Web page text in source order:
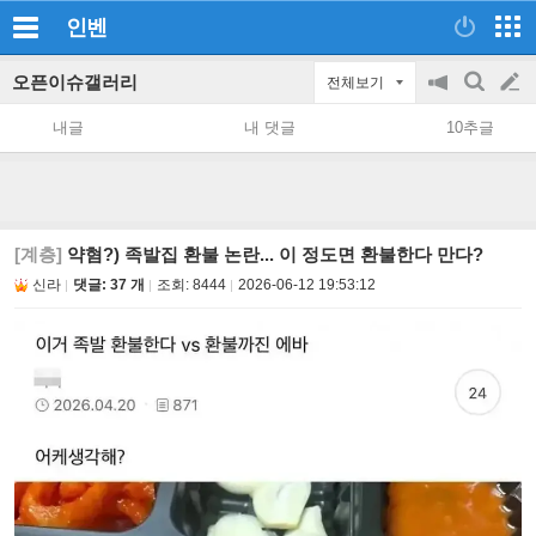
인벤
오픈이슈갤러리 전체보기
공
지
on/off
검
색
글
쓰
내글 내 댓글 10추글
[계층] 약혐?) 족발집 환불 논란... 이 정도면 환불한다 만다?
신라 댓글: 37 개 조회: 8444 2026-06-12 19:53:12